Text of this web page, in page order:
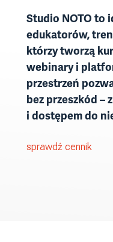
Studio NOTO to
edukatorów,
którzy tworzą
webinary i
przestrzeń
bez przeszkód –
i dostępem do
sprawdź cennik